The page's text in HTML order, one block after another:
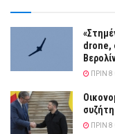
drone,
ΠΡΙΝ
ΠΡΙΝ